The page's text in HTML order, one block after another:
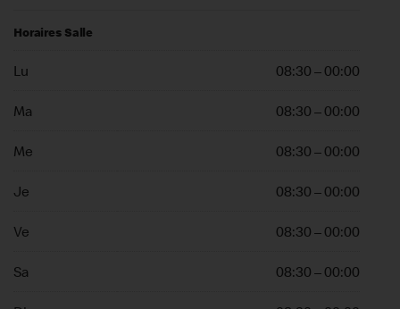
Horaires Salle
Lu 08:30 – 00:00
Ma 08:30 – 00:00
Me 08:30 – 00:00
Je 08:30 – 00:00
Ve 08:30 – 00:00
Sa 08:30 – 00:00